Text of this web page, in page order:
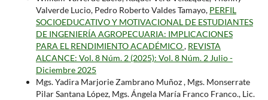
Valverde Lucio, Pedro Roberto Valdes Tamayo, PERFIL
SOCIOEDUCATIVO Y MOTIVACIONAL DE ESTUDIANTES
DE INGENIERÍA AGROPECUARIA: IMPLICACIONES
PARA EL RENDIMIENTO ACADÉMICO, REVISTA
ALCANCE: Vol. 8 Núm. 2 (2025): Vol. 8 Núm. 2 Julio -
Diciembre 2025
Mgs. Yadira Marjorie Zambrano Muñoz , Mgs. Monserrate
Pilar Santana López, Mgs. Ángela María Franco Franco., Lic.